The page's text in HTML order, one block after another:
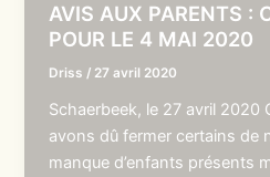
AVIS AUX PARENTS :
POUR LE 4 MAI 2020
Driss / 27 avril 2020
Schaerbeek, le 27 avril 2020
avons dû fermer certains de
manque d’enfants présents